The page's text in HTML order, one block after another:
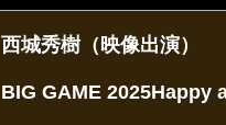
西城秀樹（映像出演）
BIG GAME 2025Happy